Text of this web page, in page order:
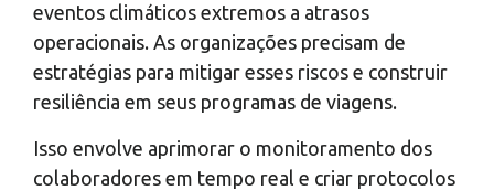
eventos climáticos extremos a atrasos
operacionais. As organizações precisam de
estratégias para mitigar esses riscos e construir
resiliência em seus programas de viagens.
Isso envolve aprimorar o monitoramento dos
colaboradores em tempo real e criar protocolos